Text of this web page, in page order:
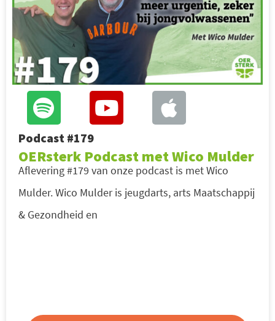
Podcast #179
OERsterk Podcast met Wico Mulder
Aflevering #179 van onze podcast is met Wico
Mulder. Wico Mulder is jeugdarts, arts Maatschappij
& Gezondheid en